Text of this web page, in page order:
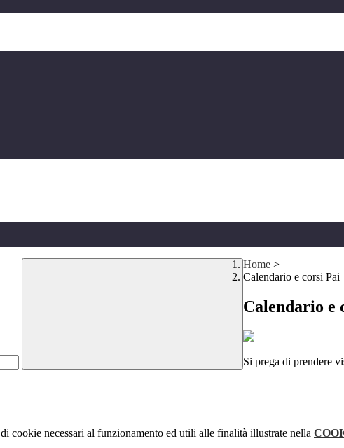
Home >
Calendario e corsi Pai
Calendario e
Si prega di prendere
cookie necessari al funzionamento ed utili alle finalità illustrate nella